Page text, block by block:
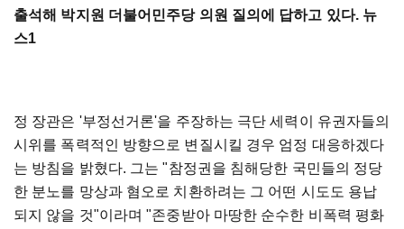
출석해 박지원 더불어민주당 의원 질의에 답하고 있다. 뉴
스1
정 장관은 '부정선거론'을 주장하는 극단 세력이 유권자들의
시위를 폭력적인 방향으로 변질시킬 경우 엄정 대응하겠다
는 방침을 밝혔다. 그는 "참정권을 침해당한 국민들의 정당
한 분노를 망상과 혐오로 치환하려는 그 어떤 시도도 용납
되지 않을 것"이라며 "존중받아 마땅한 순수한 비폭력 평화